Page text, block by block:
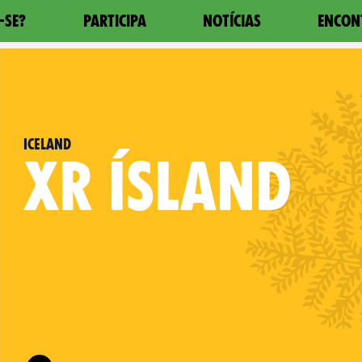
SE? PARTICIPA NOTÍCIAS
Iceland
XR ÍSLAND
Follow XR Iceland on